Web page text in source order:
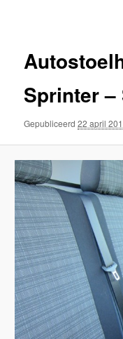
Sprinter –
Gepubliceerd22 april